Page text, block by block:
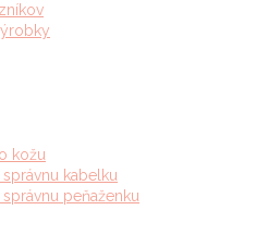
kožu
kabelku
peňaženku